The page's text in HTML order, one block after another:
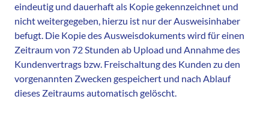
eindeutig und dauerhaft als Kopie gekennzeichnet und
nicht weitergegeben, hierzu ist nur der Ausweisinhaber
befugt. Die Kopie des Ausweisdokuments wird für einen
Zeitraum von 72 Stunden ab Upload und Annahme des
Kundenvertrags bzw. Freischaltung des Kunden zu den
vorgenannten Zwecken gespeichert und nach Ablauf
dieses Zeitraums automatisch gelöscht.